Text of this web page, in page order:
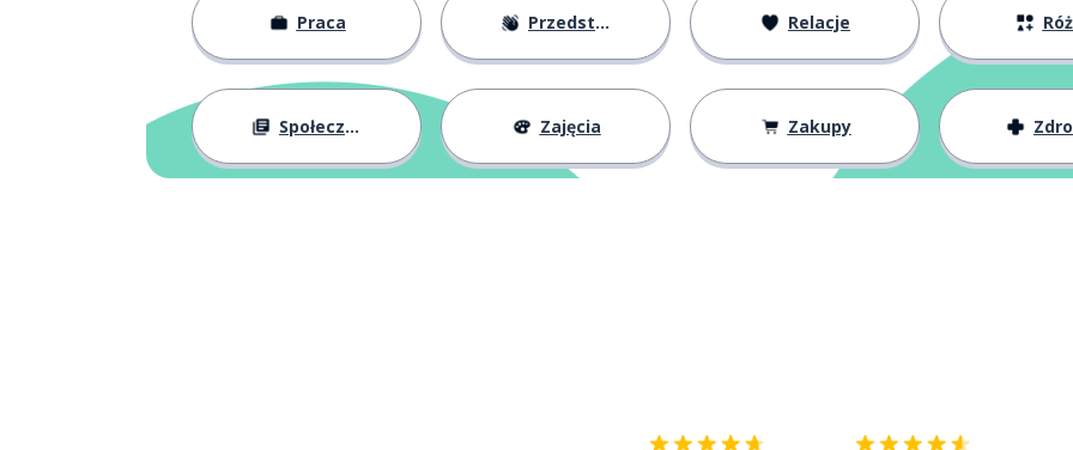
Praca Przedstawianie się Relacje
Społeczeństwo Zajęcia Zakupy